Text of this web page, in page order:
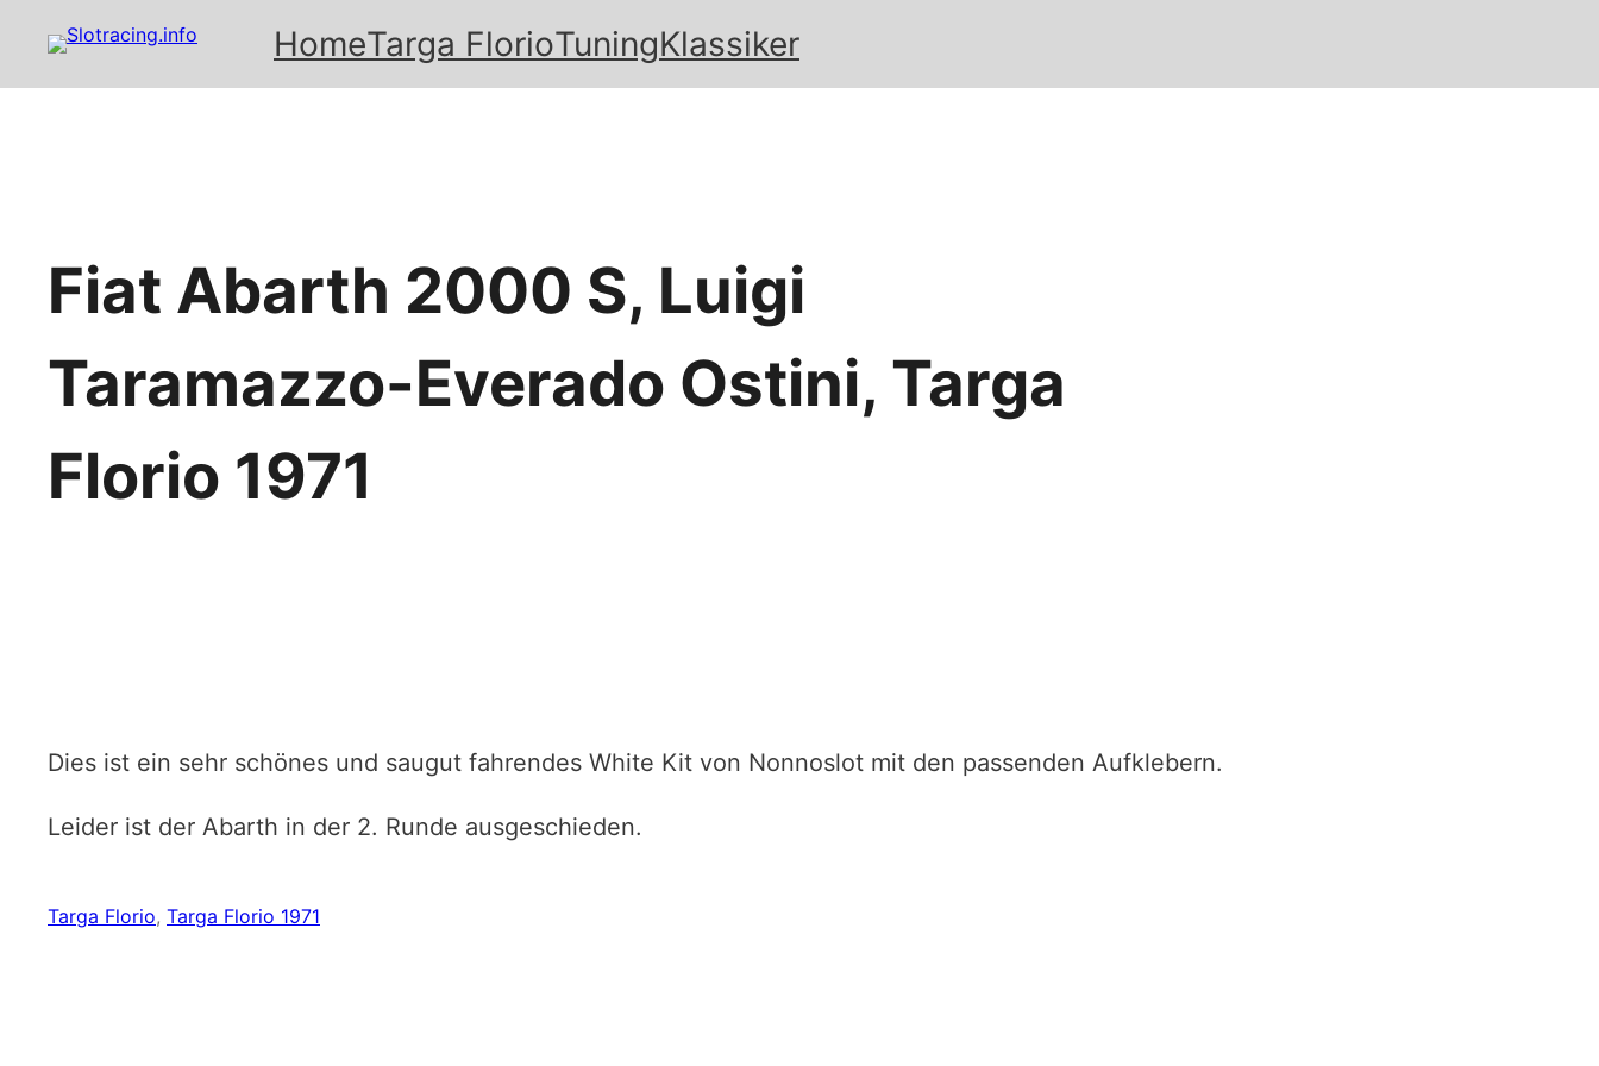
HomeTarga FlorioTuningKlassiker
Fiat Abarth 2000 S, Luigi
Taramazzo-Everado Ostini, Targa
Florio 1971
Dies ist ein sehr schönes und saugut fahrendes White Kit von Nonnoslot mit den passenden Aufklebern.
Leider ist der Abarth in der 2. Runde ausgeschieden.
Targa Florio, Targa Florio 1971